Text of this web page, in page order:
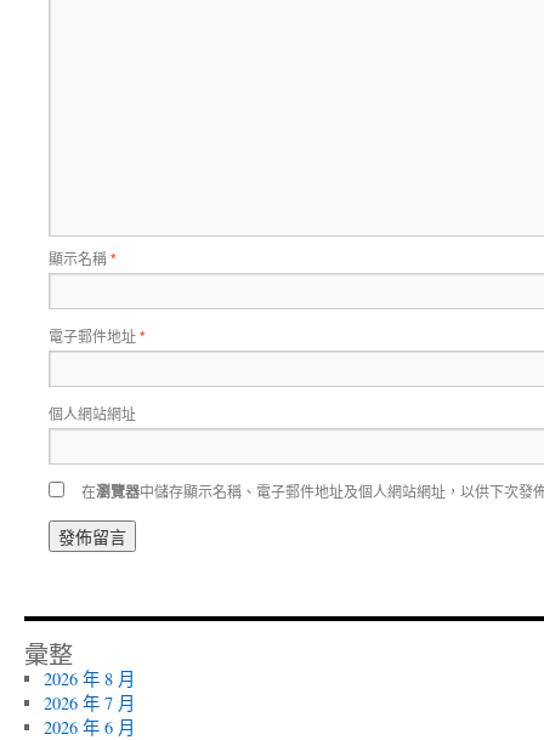
顯示名稱*
電子郵件地址*
個人網站網址
在瀏覽器中儲存顯示名稱、電子郵件地址及個人網站網址，以供下次發
彙整
2026 年 8 月
2026 年 7 月
2026 年 6 月